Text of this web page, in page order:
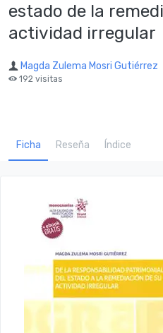
estado de la
actividad irregular
Magda Zulema Mosri Gutiérrez
192 visitas
Ficha Reseña Índice